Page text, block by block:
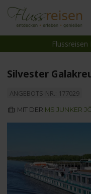
Reedereien
Über uns
Wissen
Silvester
ANGEBOTS-NR.: 177029
MIT DER MS JUNKER